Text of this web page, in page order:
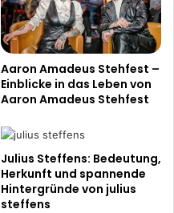
Aaron Amadeus Stehfest –
Einblicke in das Leben von
Aaron Amadeus Stehfest
Julius Steffens: Bedeutung,
Herkunft und spannende
Hintergründe von julius
steffens